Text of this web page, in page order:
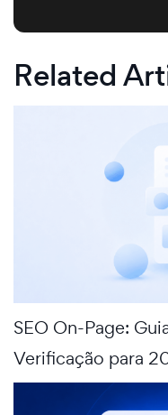
Related
SEO On-Page:
Verificação para